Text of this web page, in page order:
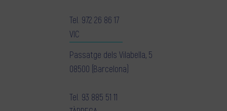
Tel. 972 26 86 17
VIC
Passatge dels Vilabella, 5
08500 (Barcelona)
Tel. 93 885 51 11